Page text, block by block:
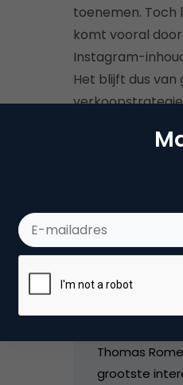
toenemen. Toch
komt vooral
Instagram-
Het blijft dus
Thomas
grootste